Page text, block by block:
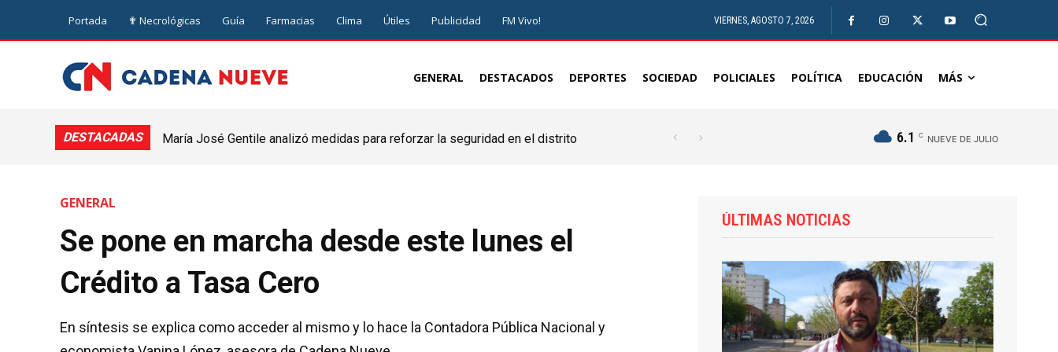
Portada ✟ Necrológicas Guía Farmacias Clima Útiles Publicidad FM Vivo! VIERNES, AGOSTO 7, 2026
GENERAL DESTACADOS DEPORTES SOCIEDAD POLICIALES POLÍTICA EDUCACIÓN MÁS
DESTACADAS
María José Gentile analizó medidas para reforzar la seguridad en el distrito
6.1 C NUEVE DE JULIO
GENERAL
Se pone en marcha desde este lunes el
Crédito a Tasa Cero
En síntesis se explica como acceder al mismo y lo hace la Contadora Pública Nacional y
ÚLTIMAS NOTICIAS